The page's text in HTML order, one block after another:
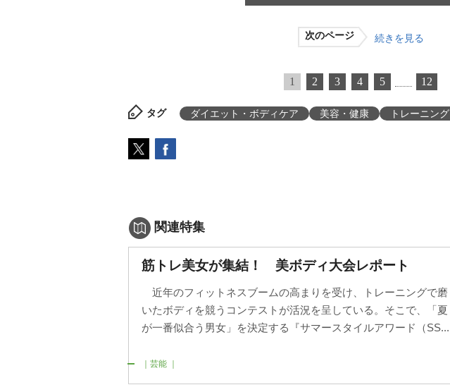
次のページ 続きを見る
1 2 3 4 5 12
タグ ダイエット・ボディケア 美容・健康 トレーニング
関連特集
筋トレ美女が集結！ 美ボディ大会レポート
近年のフィットネスブームの高まりを受け、トレーニングで磨
いたボディを競うコンテストが活況を呈している。そこで、「夏
が一番似合う男女」を決定する『サマースタイルアワード（SS...
｜芸能 ｜